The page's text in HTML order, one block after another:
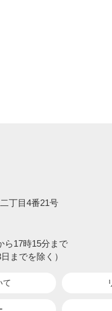
丁目4番21号
17時15分まで
までを除く）
て